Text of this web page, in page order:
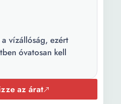
vízállóság, ezért
óvatosan kell
az árat